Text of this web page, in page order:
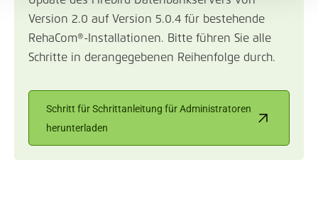
Version 2.0 auf Version 5.0.4 für bestehende
RehaCom®-Installationen. Bitte führen Sie alle
Schritte in derangegebenen Reihenfolge durch.
Schritt für Schrittanleitung für Administratoren
herunterladen